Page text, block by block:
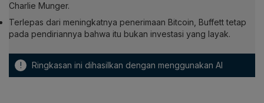
Charlie Munger.
Terlepas dari meningkatnya penerimaan Bitcoin, Buffett tetap
pada pendiriannya bahwa itu bukan investasi yang layak.
! Ringkasan ini dihasilkan dengan menggunakan AI